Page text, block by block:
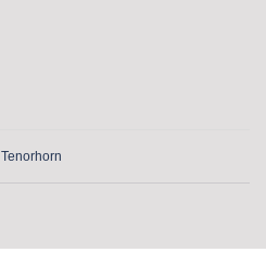
Tenorhorn